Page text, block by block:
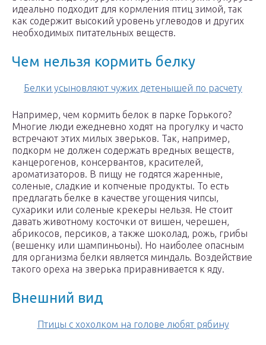
идеально подходит для кормления птиц зимой, так
как содержит высокий уровень углеводов и других
необходимых питательных веществ.
Чем нельзя кормить белку
Белки усыновляют чужих детенышей по расчету
Например, чем кормить белок в парке Горького?
Многие люди ежедневно ходят на прогулку и часто
встречают этих милых зверьков. Так, например,
подкорм не должен содержать вредных веществ,
канцерогенов, консервантов, красителей,
ароматизаторов. В пищу не годятся жаренные,
соленые, сладкие и копченые продукты. То есть
предлагать белке в качестве угощения чипсы,
сухарики или соленые крекеры нельзя. Не стоит
давать животному косточки от вишен, черешен,
абрикосов, персиков, а также шоколад, рожь, грибы
(вешенку или шампиньоны). Но наиболее опасным
для организма белки является миндаль. Воздействие
такого ореха на зверька приравнивается к яду.
Внешний вид
Птицы с хохолком на голове любят рябину